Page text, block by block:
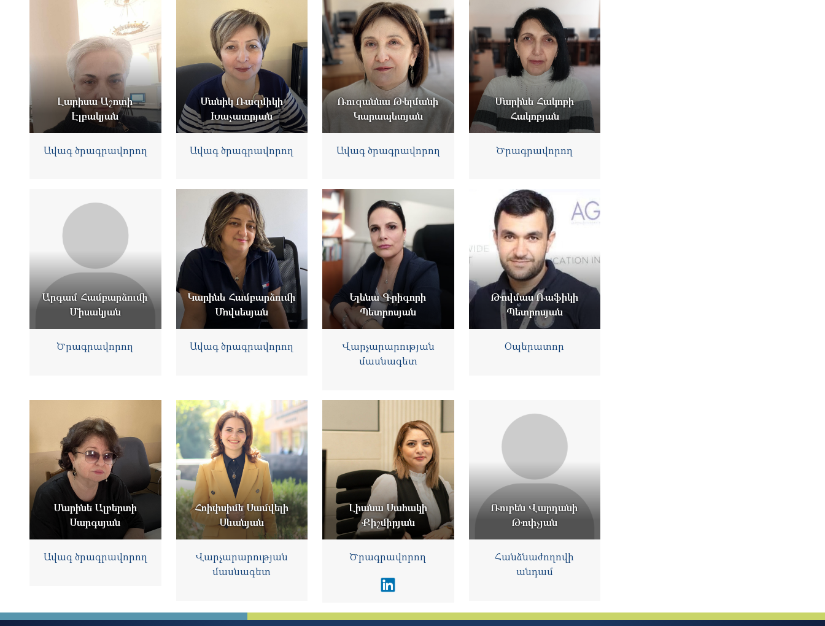
Լարիսա Աշոտի
Էլբակյան
Ավագ ծրագրավորող
Մանիկ Ռազմիկի
Խաչատրյան
Ավագ ծրագրավորող
Ռուզաննա Թելմանի
Կարապետյան
Ավագ ծրագրավորող
Մարինե Հակոբի
Հակոբյան
Ծրագրավորող
Արգամ Համբարձումի
Միսակյան
Ծրագրավորող
Կարինե Համբարձումի
Մովսեսյան
Ավագ ծրագրավորող
Ելենա Գրիգորի
Պետրոսյան
Վարչարարության
մասնագետ
Թովմաս Ռաֆիկի
Պետրոսյան
Օպերատոր
Մարինե Ալբերտի
Սարգսյան
Ավագ ծրագրավորող
Հռիփսիմե Սամվելի
Սևանյան
Վարչարարության
մասնագետ
Լիանա Սահակի
Քիշմիրյան
Ծրագրավորող
Ռուբեն Վարդանի
Թոփչյան
Հանձնաժողովի
անդամ